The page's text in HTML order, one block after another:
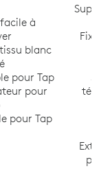
à
blanc
pour Tap
pour
pour Tap
pour